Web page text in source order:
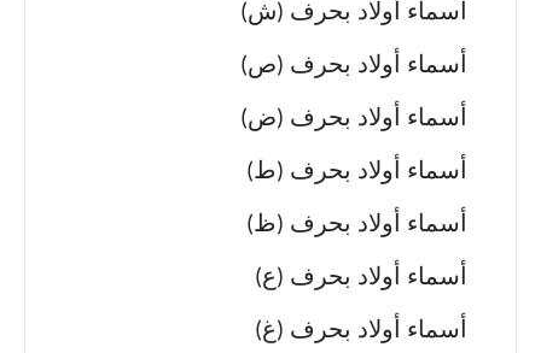
أسماء أولاد بحرف (ش)
أسماء أولاد بحرف (ص)
أسماء أولاد بحرف (ض)
أسماء أولاد بحرف (ط)
أسماء أولاد بحرف (ظ)
أسماء أولاد بحرف (ع)
أسماء أولاد بحرف (غ)